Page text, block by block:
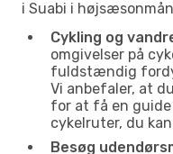
i Suabi i
Cykling og
omgivelser på
fuldstændig
Vi anbefaler, at
for at få en
cykelruter, du
Besøg